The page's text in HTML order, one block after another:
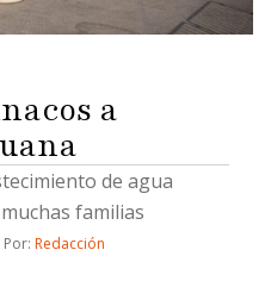
a
de agua
familias
Por: Redacción